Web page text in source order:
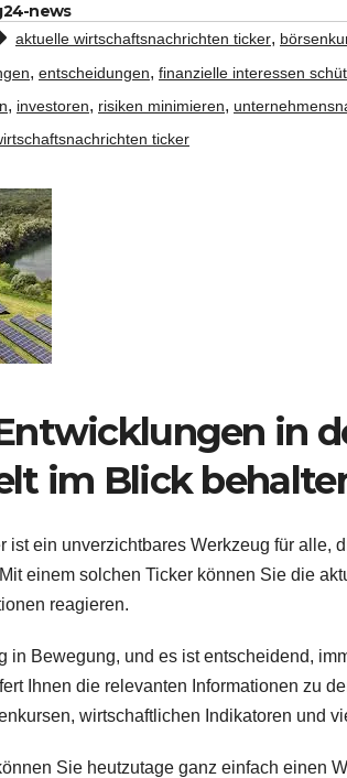
news
aktuelle wirtschaftsnachrichten ticker,
, entscheidungen, finanzielle interessen
, investoren, risiken minimieren,
ticker
in
im Blick
ist ein unverzichtbares Werkzeug für alle,
einem solchen Ticker können Sie die
reagieren.
in Bewegung, und es ist entscheidend,
Ihnen die relevanten Informationen zu
wirtschaftlichen Indikatoren und
Sie heutzutage ganz einfach einen